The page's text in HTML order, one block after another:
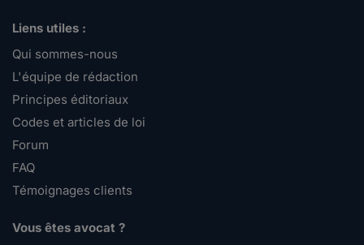
Liens utiles :
Qui sommes-nous
L'équipe de rédaction
Principes éditoriaux
Codes et articles de loi
Forum
FAQ
Témoignages clients
Vous êtes avocat ?